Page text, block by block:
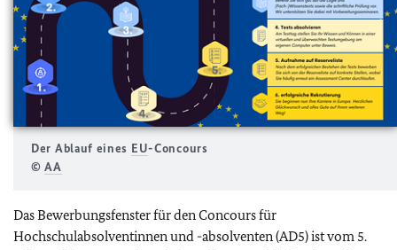
Der Ablauf eines EU-Concours
©AA
Das Bewerbungsfenster für den Concours für
Hochschulabsolventinnen und -absolventen (AD5) ist vom 5.